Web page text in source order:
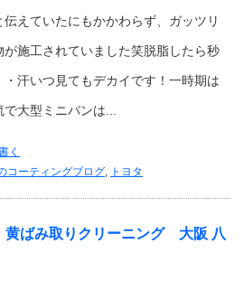
えていたにもかかわらず、ガッツリ
施工されていました笑脱脂したら秒
汗いつ見てもデカイです！一時期は
大型ミニバンは...
く
コーティングブログ, トヨタ
黄ばみ取りクリーニング 大阪 八